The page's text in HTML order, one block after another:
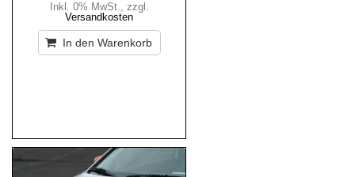
Inkl. 0% MwSt., zzgl.
Versandkosten
In den Warenkorb